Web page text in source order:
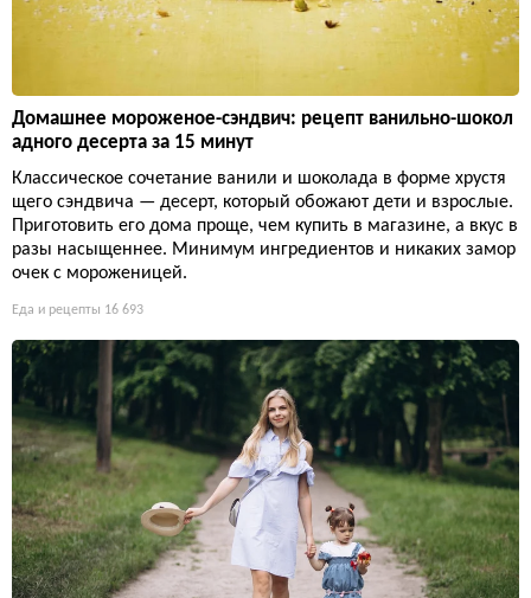
Домашнее мороженое-сэндвич: рецепт ванильно-шокол
адного десерта за 15 минут
Классическое сочетание ванили и шоколада в форме хрустя
щего сэндвича — десерт, который обожают дети и взрослые.
Приготовить его дома проще, чем купить в магазине, а вкус в
разы насыщеннее. Минимум ингредиентов и никаких замор
очек с мороженицей.
Еда и рецепты 16 693